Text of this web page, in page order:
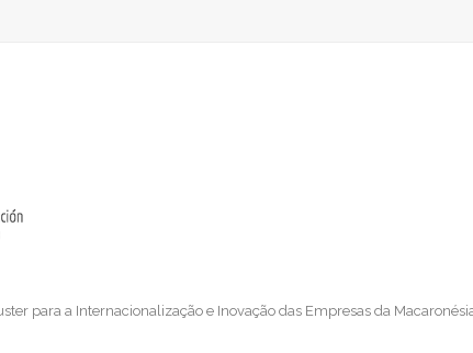
para a Internacionalização e Inovação das Empresas da